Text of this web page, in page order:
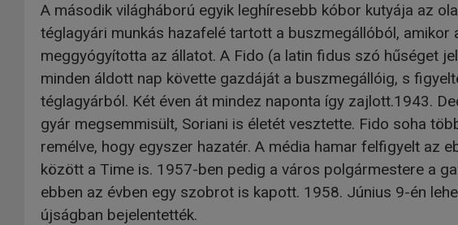
A második világháború egyik leghíresebb kóbor kutyája az
téglagyári munkás hazafelé tartott a buszmegállóból,
meggyógyította az állatot. A Fido (a latin fidus szó hűséget
minden áldott nap követte gazdáját a buszmegállóig, s
téglagyárból. Két éven át mindez naponta így zajlott.1943.
gyár megsemmisült, Soriani is életét vesztette. Fido soha
remélve, hogy egyszer hazatér. A média hamar felfigyelt az
között a Time is. 1957-ben pedig a város polgármestere a
ebben az évben egy szobrot is kapott. 1958. Június 9-én
újságban bejelentették.